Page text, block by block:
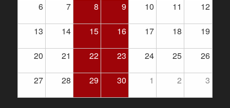
6 7 8 9 10 11 12
13 14 15 16 17 18 19
20 21 22 23 24 25 26
27 28 29 30 1 2 3